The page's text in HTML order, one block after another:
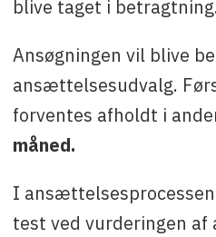
blive taget i
Ansøgningen vil blive
ansættelsesudvalg.
forventes afholdt i
måned.
I
test ved vurderingen af